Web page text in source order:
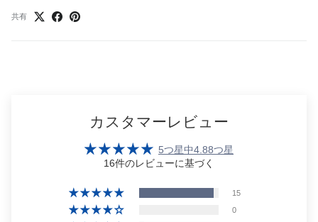
共有
カスタマーレビュー
5つ星中4.88つ星
16件のレビューに基づく
15
0